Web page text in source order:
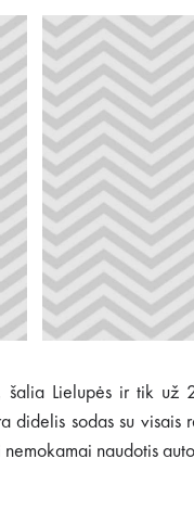
Lielupės ir tik už
didelis sodas su
naudotis